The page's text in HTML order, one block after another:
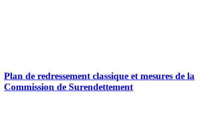
Plan de redressement classique et mesures de la
Commission de Surendettement